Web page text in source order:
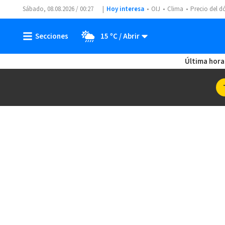
Sábado, 08.08.2026 / 00:27 Hoy interesa OIJ Clima Precio del
15 ºC
Última hora